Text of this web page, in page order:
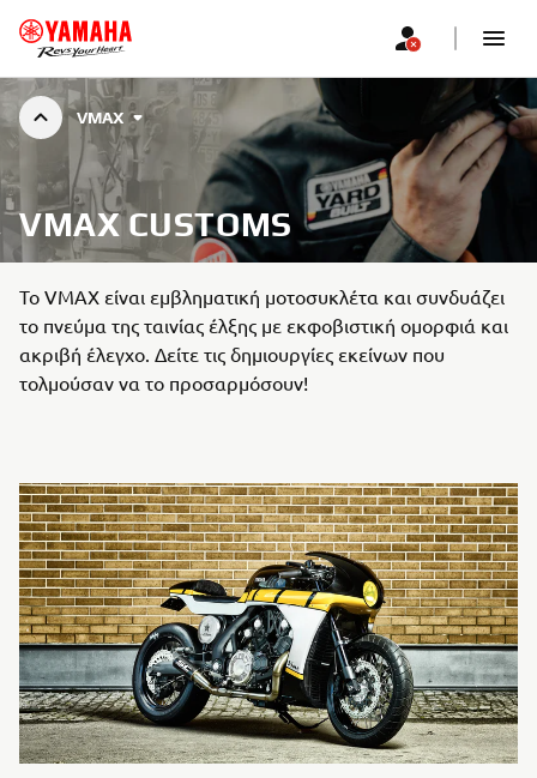
VMAX
VMAX CUSTOMS
Το VMAX είναι εμβληματική μοτοσυκλέτα και συνδυάζει
το πνεύμα της ταινίας έλξης με εκφοβιστική ομορφιά και
ακριβή έλεγχο. Δείτε τις δημιουργίες εκείνων που
τολμούσαν να το προσαρμόσουν!